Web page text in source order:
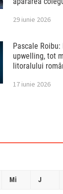
29 iunie 2026
Pascale
upwelling, tot
litoralului
17 iunie 2026
Mi J